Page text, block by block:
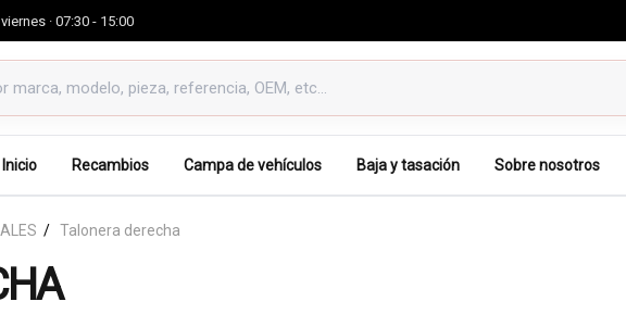
· 07:30 - 15:00
Inicio Recambios Campa de vehículos Baja y tasación Sobre nosotros
Talonera derecha